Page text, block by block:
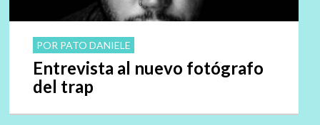
POR PATO DANIELE
Entrevista al nuevo fotógrafo
del trap